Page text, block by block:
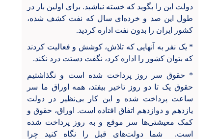
دولت این را بگوید که خسته نباشید. برای اولین بار در
طول این صد و خرده‌ای سال که نفت کشف شده،
کشور ایران را بدون نفت اداره کردید.
* یک نفر به آنهایی که تلاش، کوشش و فعالیت کردند
که بتوان کشور را اداره کرد، نگفت دستت درد نکند.
* حقوق سر روز پرداخت شده است و نگذاشتیم
حقوق یک تا دو روز تاخیر بیفتد، همه اوراق ما سر
ساعت پرداخت شده و این کار بی‌نظیر در دولت
یازدهم و دوازدهم اتفاق افتاده است. اوراق، حقوق و
کمک معیشتی‌ها سر موقع و به روز پرداخت شده
است. شما دولت‌های قبل را نگاه کنید چرا